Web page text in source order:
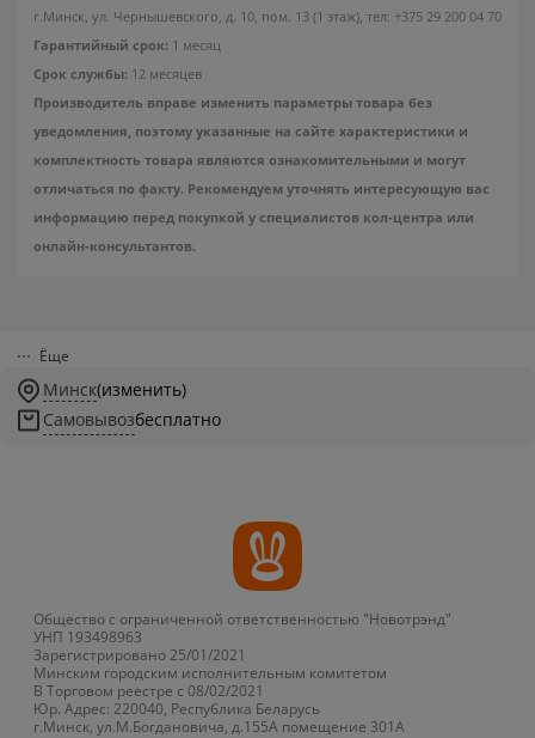
г.Минск, ул. Чернышевского, д. 10, пом. 13 (1 этаж), тел: +375 29 200 04 70
Гарантийный срок: 1 месяц
Срок службы: 12 месяцев
Производитель вправе изменить параметры товара без
уведомления, поэтому указанные на сайте характеристики и
комплектность товара являются ознакомительными и могут
отличаться по факту. Рекомендуем уточнять интересующую вас
информацию перед покупкой у специалистов кол-центра или
онлайн-консультантов.
Ёще
Минск(изменить)
Самовывозбесплатно
Общество с ограниченной ответственностью "Новотрэнд"
УНП 193498963
Зарегистрировано 25/01/2021
Минским городским исполнительным комитетом
В Торговом реестре с 08/02/2021
Юр. Адрес: 220040, Республика Беларусь
г.Минск, ул.М.Богдановича, д.155А помещение 301А